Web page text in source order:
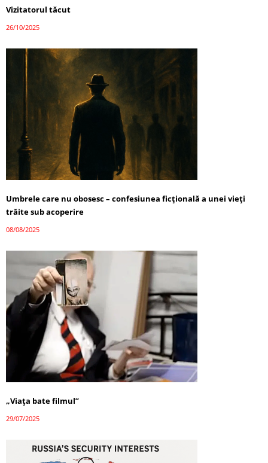
Vizitatorul tăcut
26/10/2025
Umbrele care nu obosesc – confesiunea ficțională a unei vieți
trăite sub acoperire
08/08/2025
„Viața bate filmul”
29/07/2025